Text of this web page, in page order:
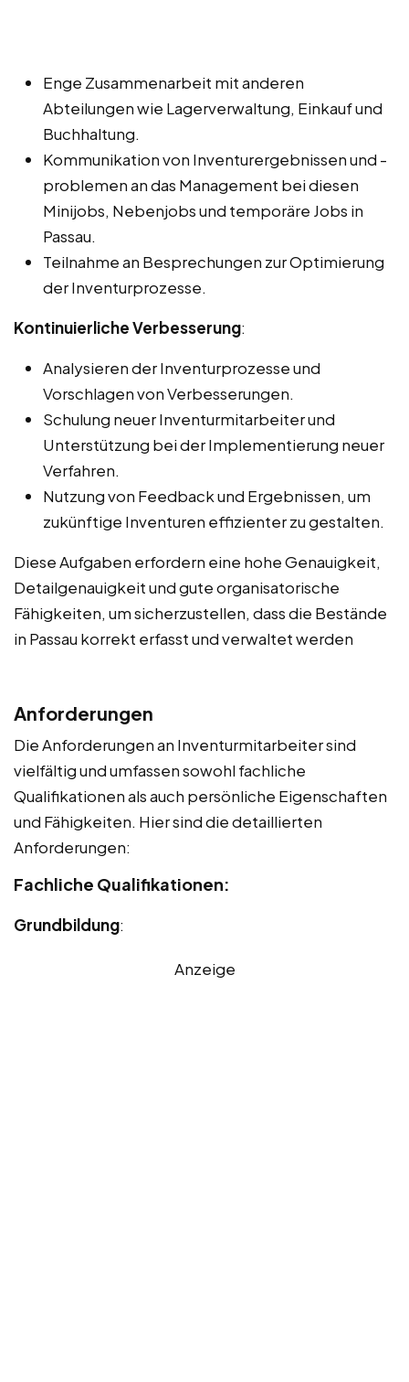
Enge Zusammenarbeit mit anderen
Abteilungen wie Lagerverwaltung, Einkauf und
Buchhaltung.
Kommunikation von Inventurergebnissen und -
problemen an das Management bei diesen
Minijobs, Nebenjobs und temporäre Jobs in
Passau.
Teilnahme an Besprechungen zur Optimierung
der Inventurprozesse.
Kontinuierliche Verbesserung:
Analysieren der Inventurprozesse und
Vorschlagen von Verbesserungen.
Schulung neuer Inventurmitarbeiter und
Unterstützung bei der Implementierung neuer
Verfahren.
Nutzung von Feedback und Ergebnissen, um
zukünftige Inventuren effizienter zu gestalten.
Diese Aufgaben erfordern eine hohe Genauigkeit,
Detailgenauigkeit und gute organisatorische
Fähigkeiten, um sicherzustellen, dass die Bestände
in Passau korrekt erfasst und verwaltet werden
Anforderungen
Die Anforderungen an Inventurmitarbeiter sind
vielfältig und umfassen sowohl fachliche
Qualifikationen als auch persönliche Eigenschaften
und Fähigkeiten. Hier sind die detaillierten
Anforderungen:
Fachliche Qualifikationen:
Grundbildung:
Anzeige